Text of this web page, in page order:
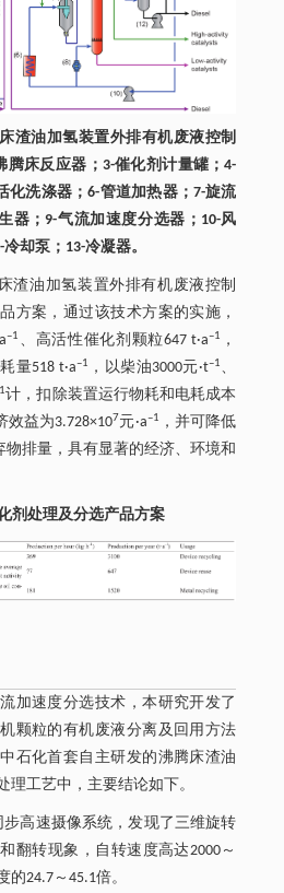
渣油加氢装置外排有机废液控制
腾床反应器；3-催化剂计量罐；4-
化洗涤器；6-管道加热器；7-旋流
器；9-气流加速度分选器；10-风
却泵；13-冷凝器。
渣油加氢装置外排有机废液控制
方案，通过该技术方案的实施，
–1 、高活性催化剂颗粒647 t·a–1
，
量518 t·a–1 ，以柴油3000元·t–1、
计，扣除装置运行物耗和电耗成本
效益为3.728×107元·a–1
，并可降低
物排量，具有显著的经济、环境和
剂处理及分选产品方案
加速度分选技术，本研究开发了
颗粒的有机废液分离及回用方法
石化首套自主研发的沸腾床渣油
理工艺中，主要结论如下。
步高速摄像系统，发现了三维旋转
翻转现象，自转速度高达2000～
的24.7～45.1倍。